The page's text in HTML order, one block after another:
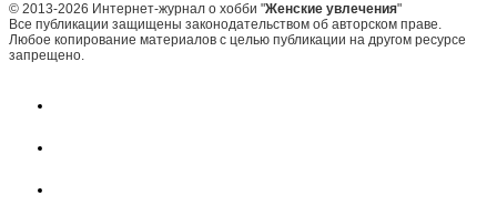
© 2013-2026 Интернет-журнал о хобби "Женские увлечения"
Все публикации защищены законодательством об авторском праве.
Любое копирование материалов с целью публикации на другом ресурсе
запрещено.